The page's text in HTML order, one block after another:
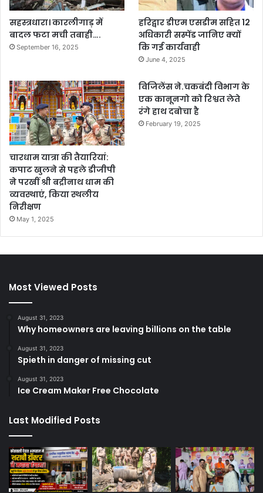
सहस्त्रधारा। कारलीगाड़ में
बादल फटा मची तबाही….
September 16, 2025
हरिद्वार डीएम एसडीम सहित 12
अधिकारी सस्पेंड जानिए क्यों
कि गई कार्यवाही
June 4, 2025
चारधाम यात्रा की तैयारियां:
कपाट खुलने से पहले डीजीपी
ने परखीं श्री बद्रीनाथ धाम की
व्यवस्थाएं, किया स्थलीय
निरीक्षण
May 1, 2025
विजिलेंस ने.चकबंदी विभाग के
एक कानूनगो को रिश्वत लेते
रंगे हाथ दबोचा है
February 19, 2025
Most Viewed Posts
August 31, 2023
Why homeowners are leaving billions on the table
August 31, 2023
Spieth in danger of missing cut
August 31, 2023
Ice Cream Maker Free Chocolate
Last Modified Posts